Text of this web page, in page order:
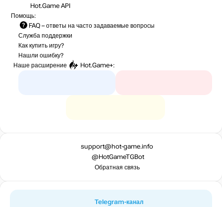
Hot.Game API
Помощь:
FAQ – ответы на часто задаваемые вопросы
Служба поддержки
Как купить игру?
Нашли ошибку?
Наше расширение
Hot.Game+:
support@hot-game.info
@HotGameTGBot
Обратная связь
Telegram-канал